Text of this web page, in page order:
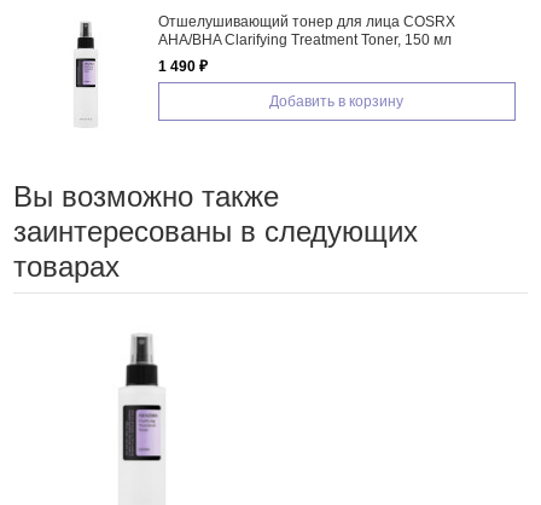
Отшелушивающий тонер для лица COSRX
AHA/BHA Clarifying Treatment Toner, 150 мл
1 490 ₽
Добавить в корзину
Вы возможно также
заинтересованы в следующих
товарах